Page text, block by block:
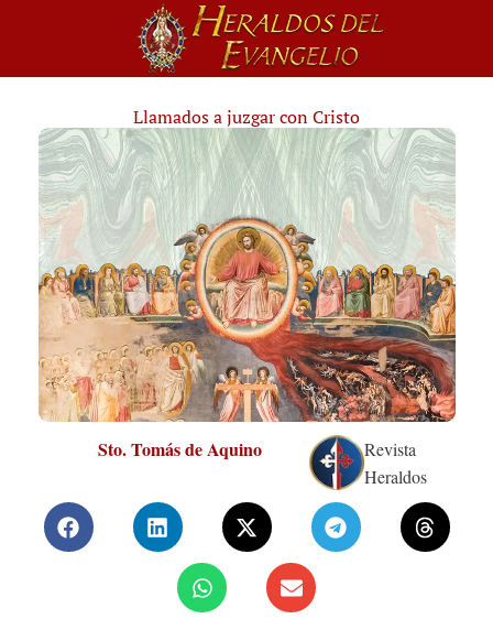
Llamados a juzgar con Cristo
Sto. Tomás de Aquino
Revista
Heraldos